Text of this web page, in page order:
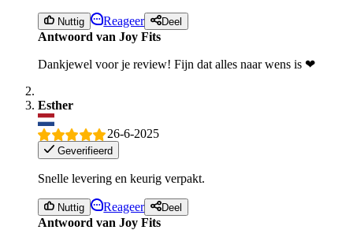
Nuttig Reageer Deel
Antwoord van Joy Fits
Dankjewel voor je review! Fijn dat alles naar wens is ❤
Esther
26-6-2025
Geverifieerd
Snelle levering en keurig verpakt.
Nuttig Reageer Deel
Antwoord van Joy Fits